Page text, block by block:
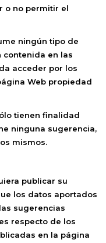
o no permitir el
ningún tipo de
en las
acceder por los
Web propiedad
tienen finalidad
ninguna sugerencia,
mismos.
publicar su
los datos aportados
sugerencias
respecto de los
en la página